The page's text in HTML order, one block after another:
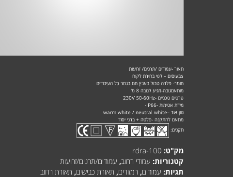
תאור -עמודים /תרנים/ זרועות
צבעיםים – לפי בחירת לקוח
חומר- פלדה טבול באבץ חם בגמר כל העיבודים
מותאםגובה-מגיע לגובה 8 מ'
פרטים טכניים -230V 50-60Hz
מידת אטימות -IP66-
גוון אור –warm white / neutral white
מתאם להתקנה -פלטה + ברגי יסוד
תקנים:
מק"ט: rdra-100
קטגוריות: עמודי רחוב, עמודים/תרנים/זרועות
תגיות: עמודים, רמזורים, תאורת כבישים, תאורת רחוב